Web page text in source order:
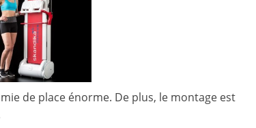
de place énorme. De plus, le montage est